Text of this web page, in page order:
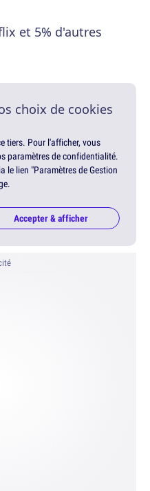
et 5% d'autres
choix de cookies
tiers. Pour l'afficher, vous
paramètres de confidentialité.
le lien "Paramètres de Gestion
Accepter & afficher